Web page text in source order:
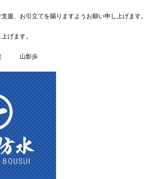
援、お引立てを賜りますようお願い申し上げます。
げます。
役 山影歩